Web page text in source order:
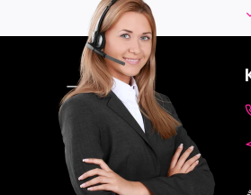
Kostenloser Versand